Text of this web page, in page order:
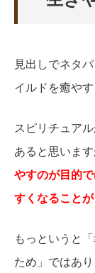
見出しでネタ
イルドを癒や
スピリチュア
あると思いま
やすのが目的
すくなること
もっというと
ため」ではあ